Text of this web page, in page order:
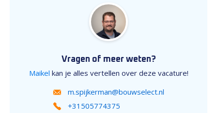
Vragen of meer weten?
Maikel kan je alles vertellen over deze vacature!
m.spijkerman@bouwselect.nl
+31505774375